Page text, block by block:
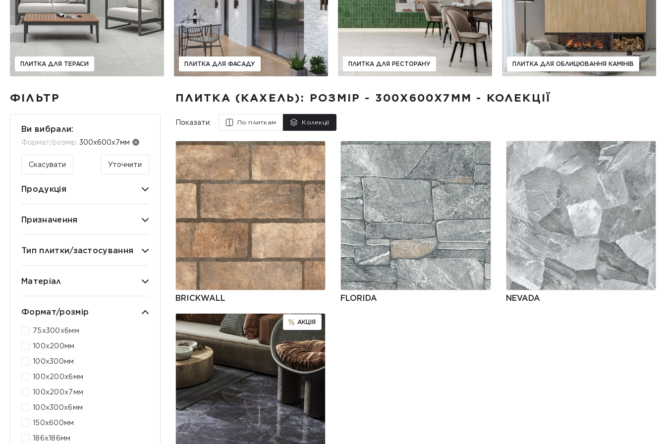
ПЛИТКА ДЛЯ ТЕРАСИ ПЛИТКА ДЛЯ ФАСАДУ ПЛИТКА ДЛЯ РЕСТОРАНУ ПЛИТКА ДЛЯ ОБЛИЦЮВАННЯ КАМІНІВ
ФІЛЬТР
Ви вибрали:
Формат/розмір: 300x600x7мм
Скасувати Уточнити
Продукція
Призначення
Тип плитки/застосування
Матеріал
Формат/розмір
75x300x6мм
100x200мм
100x300мм
100x200x6мм
100x200x7мм
100x300x6мм
150x600мм
186x186мм
ПЛИТКА (КАХЕЛЬ): РОЗМІР - 300X600X7ММ - КОЛЕКЦІЇ
Показати: По плиткам Колекції
BRICKWALL FLORIDA NEVADA
АКЦІЯ